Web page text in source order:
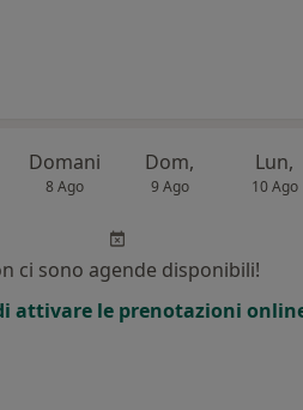
Domani
8 Ago
Dom,
9 Ago
Lun,
10 Ago
ci sono agende disponibili!
attivare le prenotazioni